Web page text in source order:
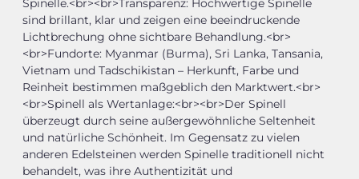
Spinelle.<br><br>Transparenz: Hochwertige Spinelle
sind brillant, klar und zeigen eine beeindruckende
Lichtbrechung ohne sichtbare Behandlung.<br>
<br>Fundorte: Myanmar (Burma), Sri Lanka, Tansania,
Vietnam und Tadschikistan – Herkunft, Farbe und
Reinheit bestimmen maßgeblich den Marktwert.<br>
<br>Spinell als Wertanlage:<br><br>Der Spinell
überzeugt durch seine außergewöhnliche Seltenheit
und natürliche Schönheit. Im Gegensatz zu vielen
anderen Edelsteinen werden Spinelle traditionell nicht
behandelt, was ihre Authentizität und